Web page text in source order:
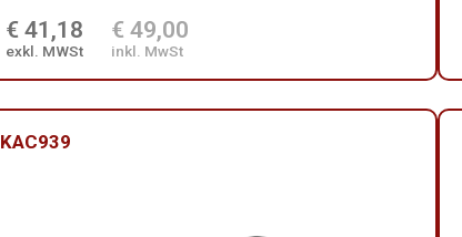
€ 41,18
exkl. MWSt
€ 49,00
inkl. MwSt
KAC939